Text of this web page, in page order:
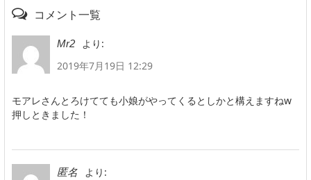
コメント一覧
Mr2
より:
2019年7月19日 12:29
モアレさんとろけてても小娘がやってくるとしかと構えますねw
押しときました！
匿名
より: